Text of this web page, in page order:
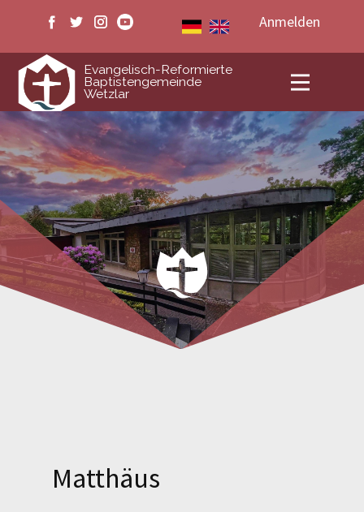
Anmelden
Evangelisch-Reformierte
Baptistengemeinde
Wetzlar
ERB Wetzlar
Veranstaltungen
Medien
Livestream
Kontakt
REGISTRIEREN
Matthäus